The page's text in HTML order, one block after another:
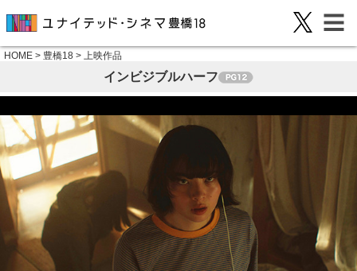
HOME > 豊橋18 > 上映作品
インビジブルハーフ